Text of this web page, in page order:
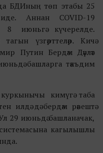
БДИның төп этабы 25
иде. Аннан COVID-19
8 июньгә күчерелде.
үзгәрттеләр. Кичә
Путин Бердәм Дәүләт
башларга тәкъдим
кимүгә таба
илдә дә бердәм рәвештә
29 июньдә башланачак,
кагылышлы